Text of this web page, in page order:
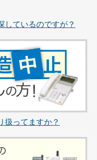
しているのですが？
扱ってますか？